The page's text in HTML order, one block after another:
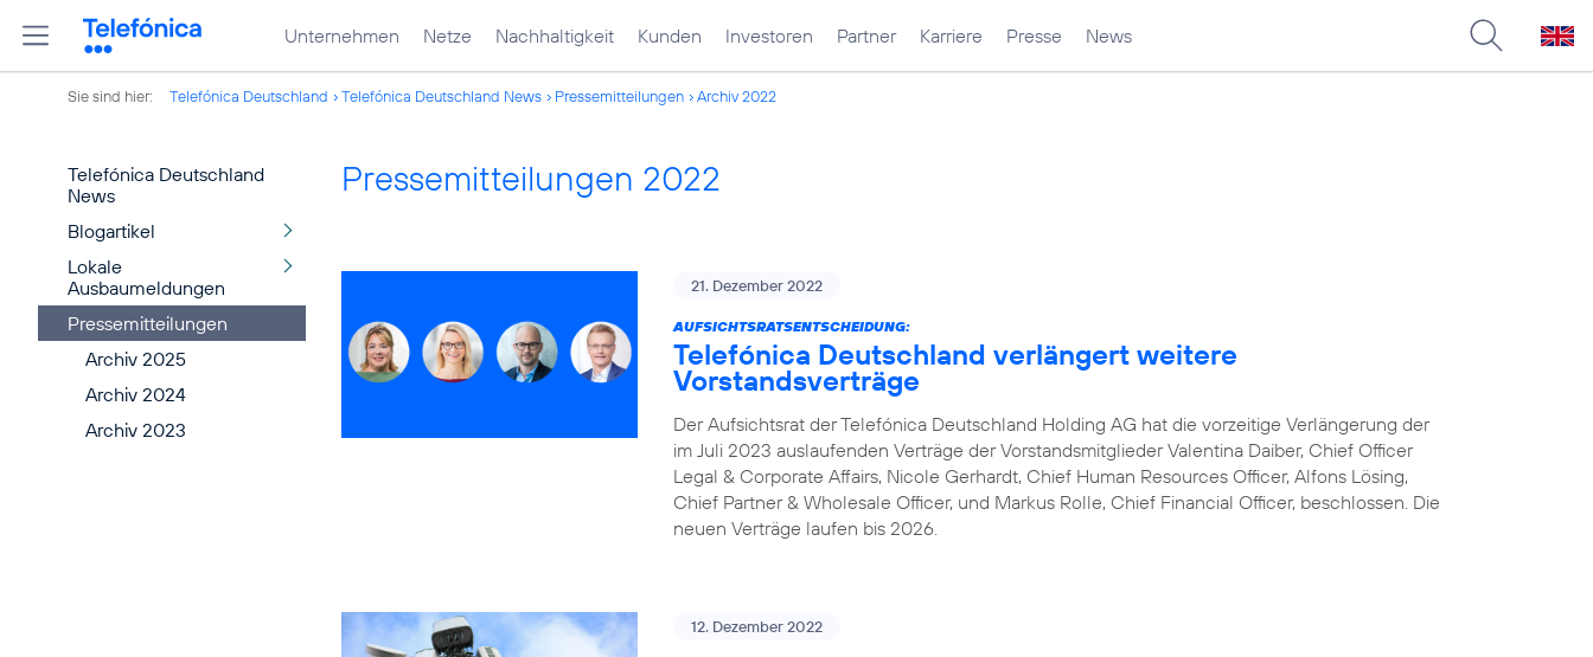
Unternehmen Netze Nachhaltigkeit Kunden Investoren Partner Karriere Presse News
Sie sind hier: Telefónica Deutschland Telefónica Deutschland News Pressemitteilungen Archiv 2022
Telefónica Deutschland
News
Blogartikel
Lokale
Ausbaumeldungen
Pressemitteilungen
Archiv 2025
Archiv 2024
Archiv 2023
Pressemitteilungen 2022
21. Dezember 2022
AUFSICHTSRATSENTSCHEIDUNG:
Telefónica Deutschland verlängert weitere
Vorstandsverträge
Der Aufsichtsrat der Telefónica Deutschland Holding AG hat die vorzeitige Verlängerung der
im Juli 2023 auslaufenden Verträge der Vorstandsmitglieder Valentina Daiber, Chief Officer
Legal & Corporate Affairs, Nicole Gerhardt, Chief Human Resources Officer, Alfons Lösing,
Chief Partner & Wholesale Officer, und Markus Rolle, Chief Financial Officer, beschlossen. Die
neuen Verträge laufen bis 2026.
12. Dezember 2022